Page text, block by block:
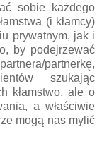
sobie każdego
(i kłamcy)
prywatnym, jak i
by podejrzewać
partnerkę,
szukając
kłamstwo, ale o
a właściwie
mogą nas mylić